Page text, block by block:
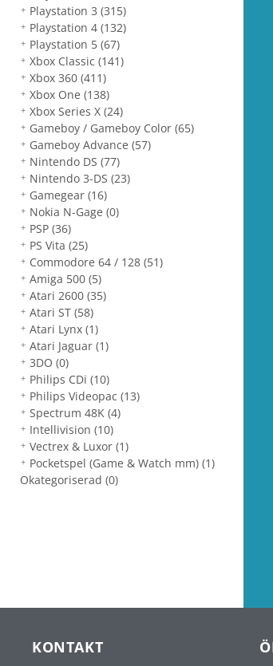
Playstation 3(315)
Playstation 4(132)
Playstation 5(67)
Xbox Classic(141)
Xbox 360(411)
Xbox One(138)
Xbox Series X(24)
Gameboy / Gameboy Color(65)
Gameboy Advance(57)
Nintendo DS(77)
Nintendo 3-DS(23)
Gamegear(16)
Nokia N-Gage(0)
PSP(36)
PS Vita(25)
Commodore 64 / 128(51)
Amiga 500(5)
Atari 2600(35)
Atari ST(58)
Atari Lynx(1)
Atari Jaguar(1)
3DO(0)
Philips CDi(10)
Philips Videopac(13)
Spectrum 48K(4)
Intellivision(10)
Vectrex & Luxor(1)
Pocketspel (Game & Watch mm)(1)
Okategoriserad (0)
KONTAKT